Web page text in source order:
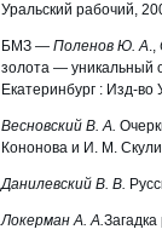
Уральский рабочий,
БМЗ — Поленов Ю. А.,
золота — уникальный
Екатеринбург : Изд-во
Весновский В. А.
Кононова и И. М.
Данилевский В. В.
Локерман А. А.